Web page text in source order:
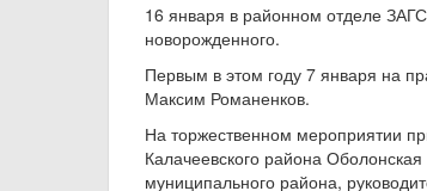
16 января в районном отделе
новорожденного.
Первым в этом году 7 января на
Максим Романенков.
На торжественном мероприятии
Калачеевского района
муниципального района,